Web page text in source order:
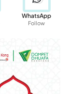
WhatsApp
Follow